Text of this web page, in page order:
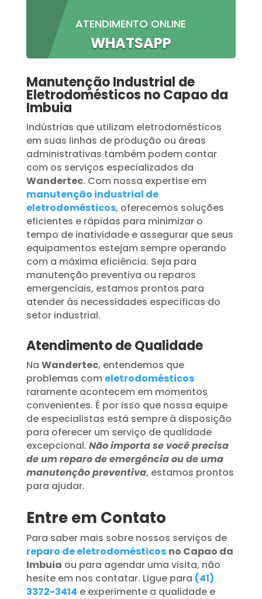
ATENDIMENTO ONLINE
WHATSAPP
Manutenção Industrial de
Eletrodomésticos no Capao da
Imbuia
Indústrias que utilizam eletrodomésticos
em suas linhas de produção ou áreas
administrativas também podem contar
com os serviços especializados da
Wandertec. Com nossa expertise em
manutenção industrial de
eletrodomésticos, oferecemos soluções
eficientes e rápidas para minimizar o
tempo de inatividade e assegurar que seus
equipamentos estejam sempre operando
com a máxima eficiência. Seja para
manutenção preventiva ou reparos
emergenciais, estamos prontos para
atender às necessidades específicas do
setor industrial.
Atendimento de Qualidade
Na Wandertec, entendemos que
problemas com eletrodomésticos
raramente acontecem em momentos
convenientes. É por isso que nossa equipe
de especialistas está sempre à disposição
para oferecer um serviço de qualidade
excepcional. Não importa se você precisa
de um reparo de emergência ou de uma
manutenção preventiva, estamos prontos
para ajudar.
Entre em Contato
Para saber mais sobre nossos serviços de
reparo de eletrodomésticos no Capao da
Imbuia ou para agendar uma visita, não
hesite em nos contatar. Ligue para (41)
3372-3414 e experimente a qualidade e